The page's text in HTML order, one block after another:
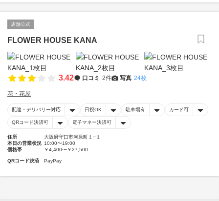
店舗公式
FLOWER HOUSE KANA
3.42 口コミ 2件 写真 24枚
花・花屋
配達・デリバリー対応 日祝OK 駐車場有 カード可
QRコード決済可 電子マネー決済可
住所
大阪府守口市河原町１−１
本日の営業状況 10:00〜19:00
価格帯
￥4,400〜￥27,500
QRコード決済 PayPay